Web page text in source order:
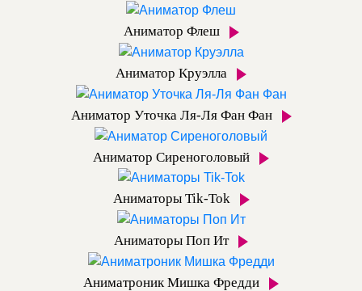
Аниматор Флеш
Аниматор Круэлла
Аниматор Уточка Ля-Ля Фан Фан
Аниматор Сиреноголовый
Аниматоры Tik-Tok
Аниматоры Поп Ит
Аниматроник Мишка Фредди